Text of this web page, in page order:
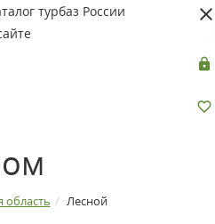
турбаз России
область Лесной